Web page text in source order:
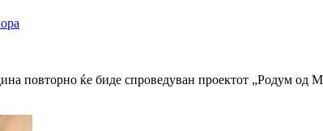
повторно ќе биде спроведуван проектот „Родум од